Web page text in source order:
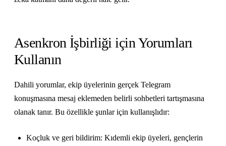
Asenkron İşbirliği için Yorumları
Kullanın
Dahili yorumlar, ekip üyelerinin gerçek Telegram
konuşmasına mesaj eklemeden belirli sohbetleri tartışmasına
olanak tanır. Bu özellikle şunlar için kullanışlıdır:
Koçluk ve geri bildirim: Kıdemli ekip üyeleri, gençlerin